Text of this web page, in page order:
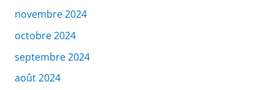
novembre 2024
octobre 2024
septembre 2024
août 2024